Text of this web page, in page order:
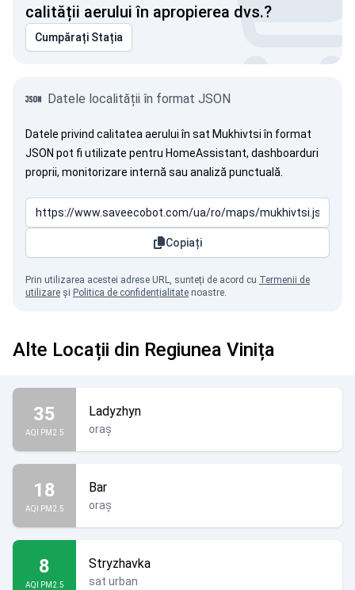
calității aerului în apropierea dvs.?
Cumpărați Stația
Datele localității în format JSON
Datele privind calitatea aerului în sat Mukhivtsi în format
JSON pot fi utilizate pentru HomeAssistant, dashboarduri
proprii, monitorizare internă sau analiză punctuală.
Copiați
Prin utilizarea acestei adrese URL, sunteți de acord cu Termenii de
utilizare și Politica de confidențialitate noastre.
Alte Locații din Regiunea Vinița
35
AQI PM2.5
Ladyzhyn
oraș
18
AQI PM2.5
Bar
oraș
8
AQI PM2.5
Stryzhavka
sat urban